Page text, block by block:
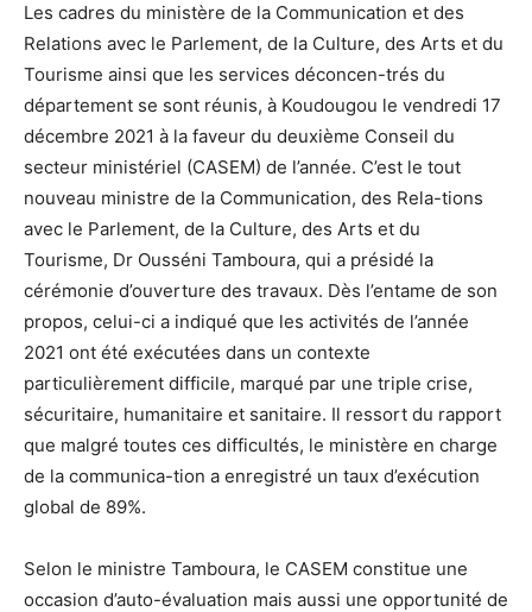
Les cadres du ministère de la Communication et des
Relations avec le Parlement, de la Culture, des Arts et du
Tourisme ainsi que les services déconcen-trés du
département se sont réunis, à Koudougou le vendredi 17
décembre 2021 à la faveur du deuxième Conseil du
secteur ministériel (CASEM) de l’année. C’est le tout
nouveau ministre de la Communication, des Rela-tions
avec le Parlement, de la Culture, des Arts et du
Tourisme, Dr Ousséni Tamboura, qui a présidé la
cérémonie d’ouverture des travaux. Dès l’entame de son
propos, celui-ci a indiqué que les activités de l’année
2021 ont été exécutées dans un contexte
particulièrement difficile, marqué par une triple crise,
sécuritaire, humanitaire et sanitaire. Il ressort du rapport
que malgré toutes ces difficultés, le ministère en charge
de la communica-tion a enregistré un taux d’exécution
global de 89%.
Selon le ministre Tamboura, le CASEM constitue une
occasion d’auto-évaluation mais aussi une opportunité de